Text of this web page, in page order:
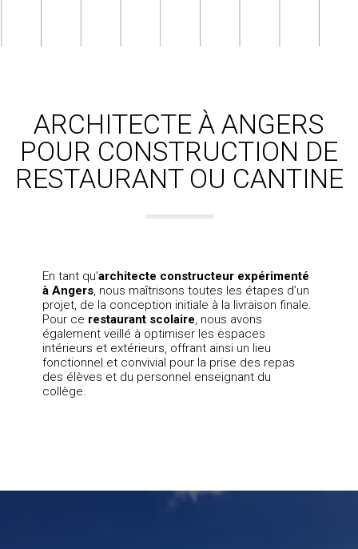
ARCHITECTE À ANGERS
POUR CONSTRUCTION DE
RESTAURANT OU CANTINE
En tant qu’architecte constructeur expérimenté
à Angers, nous maîtrisons toutes les étapes d’un
projet, de la conception initiale à la livraison finale.
Pour ce restaurant scolaire, nous avons
également veillé à optimiser les espaces
intérieurs et extérieurs, offrant ainsi un lieu
fonctionnel et convivial pour la prise des repas
des élèves et du personnel enseignant du
collège.